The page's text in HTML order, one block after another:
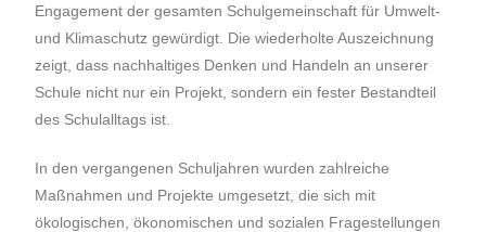
Engagement der gesamten Schulgemeinschaft für Umwelt-
und Klimaschutz gewürdigt. Die wiederholte Auszeichnung
zeigt, dass nachhaltiges Denken und Handeln an unserer
Schule nicht nur ein Projekt, sondern ein fester Bestandteil
des Schulalltags ist.
In den vergangenen Schuljahren wurden zahlreiche
Maßnahmen und Projekte umgesetzt, die sich mit
ökologischen, ökonomischen und sozialen Fragestellungen